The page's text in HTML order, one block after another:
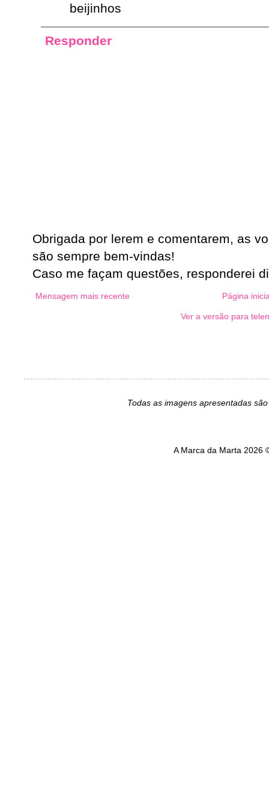
beijinhos
Responder
Obrigada por lerem e comentarem, as
são sempre bem-vindas!
Caso me façam questões, responderei
Mensagem mais recente Página
Ver a versão para
Todas as imagens apresentadas
A Marca da Marta 2026